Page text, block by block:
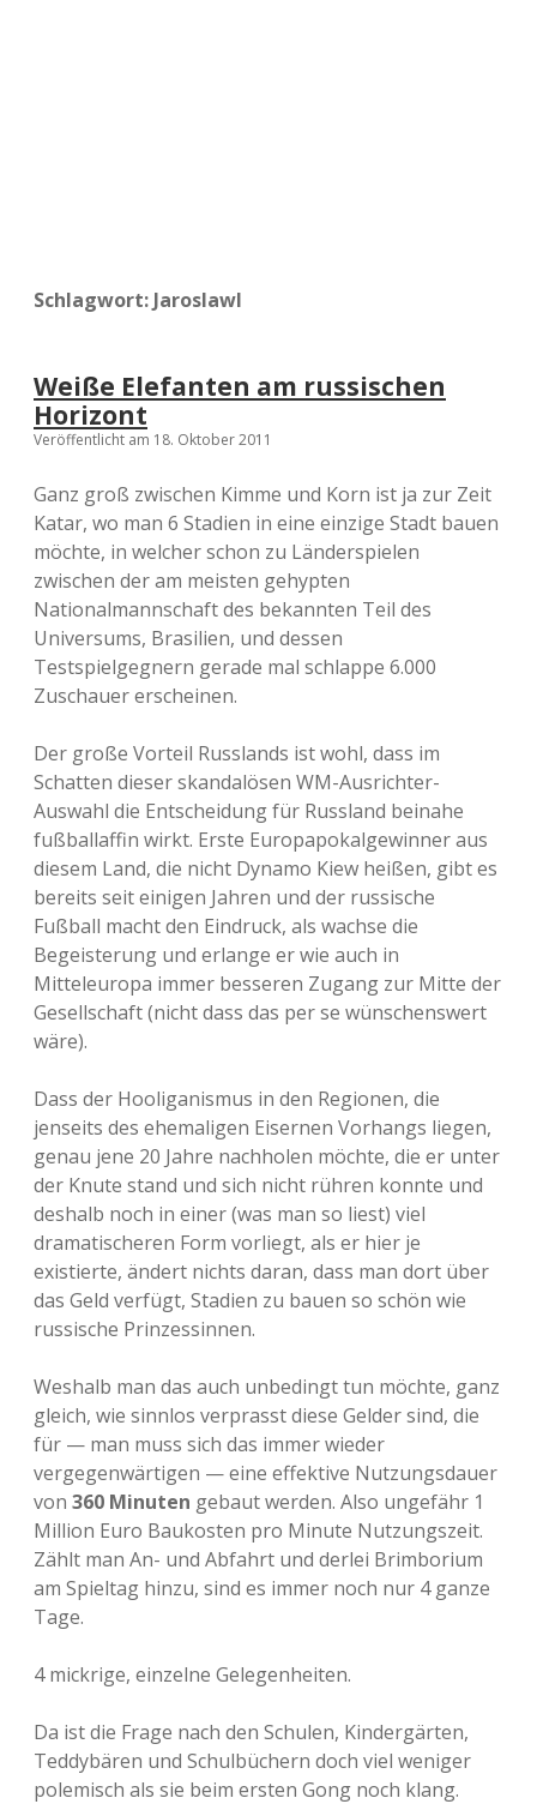
Schlagwort: Jaroslawl
Weiße Elefanten am russischen
Horizont
Veröffentlicht am 18. Oktober 2011
Ganz groß zwischen Kimme und Korn ist ja zur Zeit
Katar, wo man 6 Stadien in eine einzige Stadt bauen
möchte, in welcher schon zu Länderspielen
zwischen der am meisten gehypten
Nationalmannschaft des bekannten Teil des
Universums, Brasilien, und dessen
Testspielgegnern gerade mal schlappe 6.000
Zuschauer erscheinen.
Der große Vorteil Russlands ist wohl, dass im
Schatten dieser skandalösen WM-Ausrichter-
Auswahl die Entscheidung für Russland beinahe
fußballaffin wirkt. Erste Europapokalgewinner aus
diesem Land, die nicht Dynamo Kiew heißen, gibt es
bereits seit einigen Jahren und der russische
Fußball macht den Eindruck, als wachse die
Begeisterung und erlange er wie auch in
Mitteleuropa immer besseren Zugang zur Mitte der
Gesellschaft (nicht dass das per se wünschenswert
wäre).
Dass der Hooliganismus in den Regionen, die
jenseits des ehemaligen Eisernen Vorhangs liegen,
genau jene 20 Jahre nachholen möchte, die er unter
der Knute stand und sich nicht rühren konnte und
deshalb noch in einer (was man so liest) viel
dramatischeren Form vorliegt, als er hier je
existierte, ändert nichts daran, dass man dort über
das Geld verfügt, Stadien zu bauen so schön wie
russische Prinzessinnen.
Weshalb man das auch unbedingt tun möchte, ganz
gleich, wie sinnlos verprasst diese Gelder sind, die
für — man muss sich das immer wieder
vergegenwärtigen — eine effektive Nutzungsdauer
von 360 Minuten gebaut werden. Also ungefähr 1
Million Euro Baukosten pro Minute Nutzungszeit.
Zählt man An- und Abfahrt und derlei Brimborium
am Spieltag hinzu, sind es immer noch nur 4 ganze
Tage.
4 mickrige, einzelne Gelegenheiten.
Da ist die Frage nach den Schulen, Kindergärten,
Teddybären und Schulbüchern doch viel weniger
polemisch als sie beim ersten Gong noch klang.